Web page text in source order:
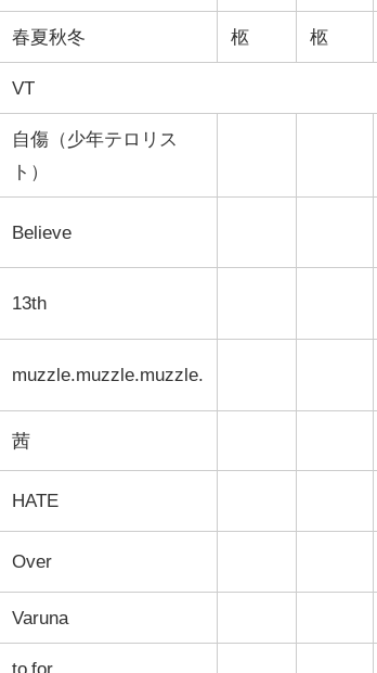
春夏秋冬 柩 柩
VT
自傷（少年テロリス
ト）
Believe
13th
muzzle.muzzle.muzzle.
茜
HATE
Over
Varuna
to for